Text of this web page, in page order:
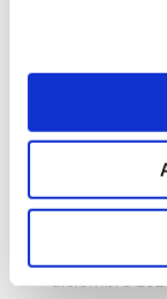
abril 2025(8)
marzo 2025
diciembre